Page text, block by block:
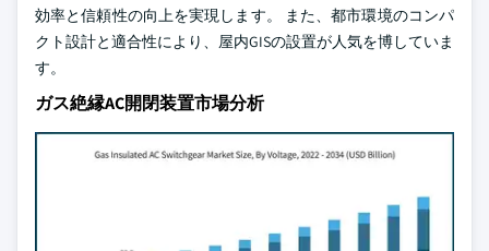
効率と信頼性の向上を実現します。 また、都市環境のコンパ
クト設計と適合性により、屋内GISの設置が人気を博していま
す。
ガス絶縁AC開閉装置市場分析